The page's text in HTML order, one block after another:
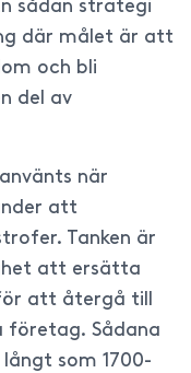
sådan strategi
där målet är att
och bli
del av
när
att
Tanken är
att ersätta
att återgå till
företag. Sådana
som 1700-